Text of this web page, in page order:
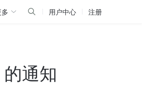
用户中心 注册
通知